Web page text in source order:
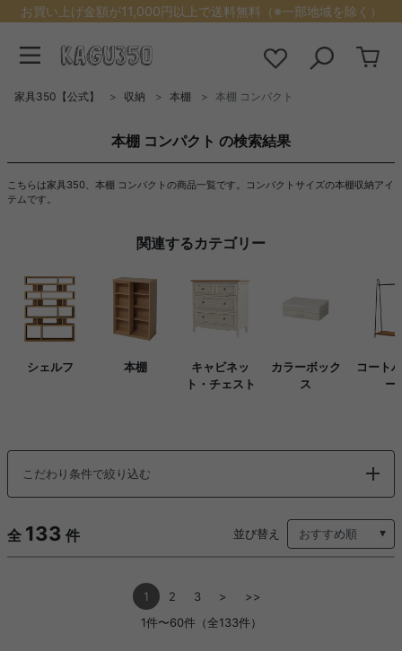
お買い上げ金額が11,000円以上で送料無料（※一部地域を除く）
家具350【公式】 収納 本棚 本棚 コンパクト
本棚 コンパクト の検索結果
こちらは家具350、本棚 コンパクトの商品一覧です。コンパクトサイズの本棚収納アイ
テムです。
関連するカテゴリー
シェルフ 本棚
キャビネッ
ト・チェスト
カラーボック
ス
コート
ー
こだわり条件で絞り込む
全 133 件 並び替え
1 2 3 >
>>
1件〜60件（全133件）